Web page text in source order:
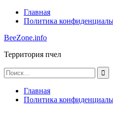
ПерейтиГлавная
Политика
BeeZone.info
Территория пчел
Найти:
Главная
Политика